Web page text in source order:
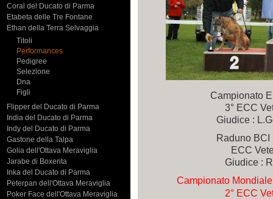
Coral del Ducato di Parma
Etabeta delle Tre Fontane
Ethan della Terra Selvaggia
Titoli
Performances
Pedigree
Selezione
Dna
Figli
Flipper del Ducato di Parma
India del Ducato di Parma
Indy del Ducato di Parma
Gastone della Talpa
Golia dell'Ottava Meraviglia
Jarabe di Boxerita
Inka del Ducato di Parma
Peterpan dell'Ottava Meraviglia
Poker Face dell'Ottava Meraviglia
Campionato
3° ECC
Giudice :
Raduno BCI
ECC
Giudice :
Campionato
2° ECC